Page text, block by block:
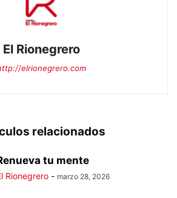
El Rionegrero
elrionegrero.com
relacionados
tu mente
Rionegrero - marzo 28, 2026